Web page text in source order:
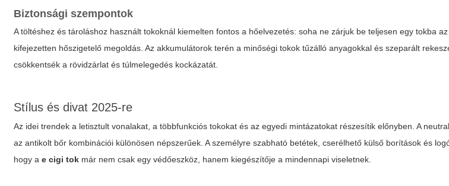
Biztonsági szempontok
A töltéshez és tároláshoz használt tokoknál kiemelten fontos a hőelvezetés: soha ne zárjuk be teljesen egy tokba
kifejezetten hőszigetelő megoldás. Az akkumulátorok terén a minőségi tokok tűzálló anyagokkal és szeparált
csökkentsék a rövidzárlat és túlmelegedés kockázatát.
Stílus és divat 2025-re
Az idei trendek a letisztult vonalakat, a többfunkciós tokokat és az egyedi mintázatokat részesítik előnyben. A
az antikolt bőr kombinációi különösen népszerűek. A személyre szabható betétek, cserélhető külső borítások és
hogy ae cigi tok már nem csak egy védőeszköz, hanem kiegészítője a mindennapi viseletnek.